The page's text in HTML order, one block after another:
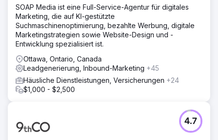
SOAP Media ist eine Full-Service-Agentur für digitales
Marketing, die auf KI-gestützte
Suchmaschinenoptimierung, bezahlte Werbung, digitale
Marketingstrategien sowie Website-Design und -
Entwicklung spezialisiert ist.
Ottawa, Ontario, Canada
Leadgenerierung, Inbound-Marketing +45
Häusliche Dienstleistungen, Versicherungen +24
$1,000 - $2,500
4.7